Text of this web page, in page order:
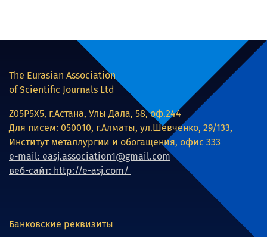
The Eurasian Association
of Scientific Journals Ltd
Z05P5X5, г.Астана, Улы Дала, 58, оф.244
Для писем: 050010, г.Алматы, ул.Шевченко, 29/133,
Институт металлургии и обогащения, офис 333
e-mail: easj.association1@gmail.com
веб-сайт: http://e-asj.com/
Банковские реквизиты